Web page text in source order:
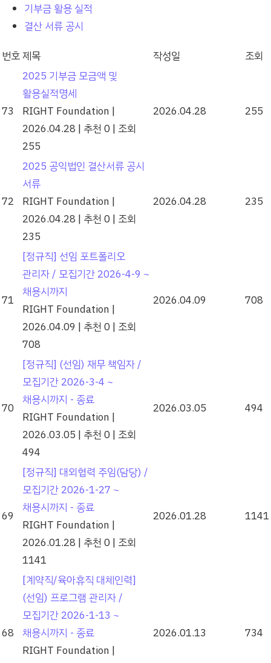
기부금 활용 실적
결산 서류 공시
번호제목 작성일 조회
73
2025 기부금 모금액 및
활용실적명세
RIGHT Foundation |
2026.04.28 | 추천 0 | 조회
255
2026.04.28 255
72
2025 공익법인 결산서류 공시
서류
RIGHT Foundation |
2026.04.28 | 추천 0 | 조회
235
2026.04.28 235
71
[정규직] 선임 포트폴리오
관리자 / 모집기간 2026-4-9 ~
채용시까지
RIGHT Foundation |
2026.04.09 | 추천 0 | 조회
708
2026.04.09 708
70
[정규직] (선임) 재무 책임자 /
모집기간 2026-3-4 ~
채용시까지 - 종료
RIGHT Foundation |
2026.03.05 | 추천 0 | 조회
494
2026.03.05 494
69
[정규직] 대외협력 주임(담당) /
모집기간 2026-1-27 ~
채용시까지 - 종료
RIGHT Foundation |
2026.01.28 | 추천 0 | 조회
1141
2026.01.28 1141
68
[계약직/육아휴직 대체인력]
(선임) 프로그램 관리자 /
모집기간 2026-1-13 ~
채용시까지 - 종료
RIGHT Foundation |
2026.01.13 734